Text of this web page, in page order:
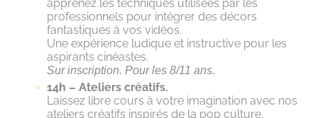
apprenez les techniques utilisées par les
professionnels pour intégrer des décors
fantastiques à vos vidéos.
Une expérience ludique et instructive pour les
aspirants cinéastes.
Sur inscription. Pour les 8/11 ans.
14h – Ateliers créatifs.
Laissez libre cours à votre imagination avec nos
ateliers créatifs inspirés de la pop culture.